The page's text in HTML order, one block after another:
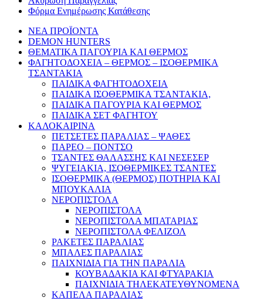
Φόρμα Ενημέρωσης Κατάθεσης
ΝΕΑ ΠΡΟΪΟΝΤΑ
DEMON HUNTERS
ΘΕΜΑΤΙΚΑ ΠΑΓΟΥΡΙΑ ΚΑΙ ΘΕΡΜΟΣ
ΦΑΓΗΤΟΔΟΧΕΙΑ – ΘΕΡΜΟΣ – ΙΣΟΘΕΡΜΙΚΑ
ΤΣΑΝΤΑΚΙΑ
ΠΑΙΔΙΚΑ ΦΑΓΗΤΟΔΟΧΕΙΑ
ΠΑΙΔΙΚΑ ΙΣΟΘΕΡΜΙΚΑ ΤΣΑΝΤΑΚΙΑ,
ΠΑΙΔΙΚΑ ΠΑΓΟΥΡΙΑ ΚΑΙ ΘΕΡΜΟΣ
ΠΑΙΔΙΚΑ ΣΕΤ ΦΑΓΗΤΟΥ
ΚΑΛΟΚΑΙΡΙΝΑ
ΠΕΤΣΕΤΕΣ ΠΑΡΑΛΙΑΣ – ΨΑΘΕΣ
ΠΑΡΕΟ – ΠΟΝΤΣΟ
ΤΣΑΝΤΕΣ ΘΑΛΑΣΣΗΣ ΚΑΙ ΝΕΣΕΣΕΡ
ΨΥΓΕΙΑΚΙΑ, ΙΣΟΘΕΡΜΙΚΕΣ ΤΣΑΝΤΕΣ
ΙΣΟΘΕΡΜΙΚΑ (ΘΕΡΜΟΣ) ΠΟΤΗΡΙΑ ΚΑΙ
ΜΠΟΥΚΑΛΙΑ
ΝΕΡΟΠΙΣΤΟΛΑ
ΝΕΡΟΠΙΣΤΟΛΑ
ΝΕΡΟΠΙΣΤΟΛΑ ΜΠΑΤΑΡΙΑΣ
ΝΕΡΟΠΙΣΤΟΛΑ ΦΕΛΙΖΟΛ
ΡΑΚΕΤΕΣ ΠΑΡΑΛΙΑΣ
ΜΠΑΛΕΣ ΠΑΡΑΛΙΑΣ
ΠΑΙΧΝΙΔΙΑ ΓΙΑ ΤΗΝ ΠΑΡΑΛΙΑ
ΚΟΥΒΑΔΑΚΙΑ ΚΑΙ ΦΤΥΑΡΑΚΙΑ
ΠΑΙΧΝΙΔΙΑ ΤΗΛΕΚΑΤΕΥΘΥΝΟΜΕΝΑ
ΚΑΠΕΛΑ ΠΑΡΑΛΙΑΣ